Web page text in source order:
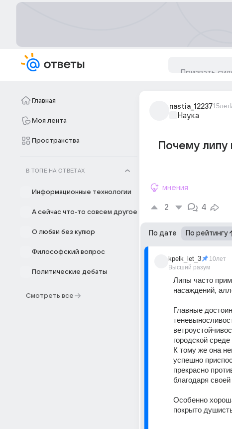
Главная
Моя лента
Пространства
В ТОПЕ НА ОТВЕТАХ
Информационные технологии
А сейчас что-то совсем другое
О любви без купюр
Философский вопрос
Политические дебаты
Смотреть все
nastia_1223715лет
Наука
Почему липу
мнения
2 4
По дате По рейтингу
kpelk_let_3
Высший разум
10лет
Липы часто
насаждений,
Главные
городской
К тому же она
успешно
прекрасно
благодаря
Особенно
покрыто